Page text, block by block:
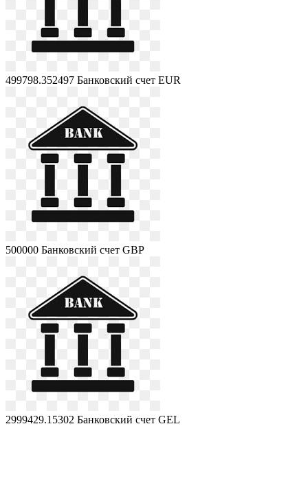
499798.352497 Банковский счет EUR
500000 Банковский счет GBP
2999429.15302 Банковский счет GEL